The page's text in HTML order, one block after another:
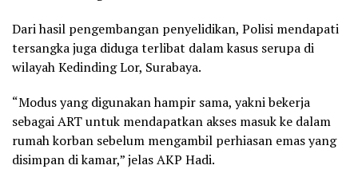
Dari hasil pengembangan penyelidikan, Polisi mendapati
tersangka juga diduga terlibat dalam kasus serupa di
wilayah Kedinding Lor, Surabaya.
“Modus yang digunakan hampir sama, yakni bekerja
sebagai ART untuk mendapatkan akses masuk ke dalam
rumah korban sebelum mengambil perhiasan emas yang
disimpan di kamar,” jelas AKP Hadi.